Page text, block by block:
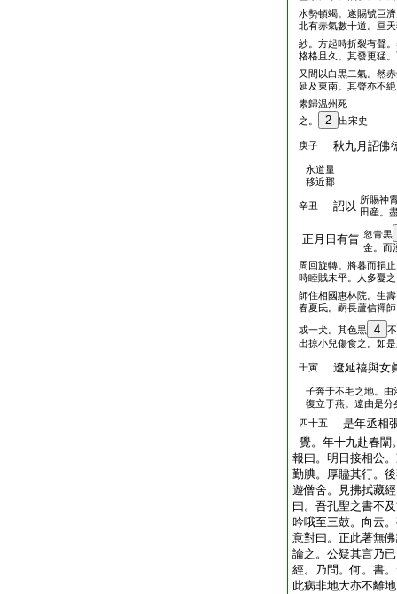
水勢頓竭。遂賜號巨
北有赤氣數十道。亘
紗。方起時折裂有聲
格格且久。其發更猛
又間以白黒二氣。然
延及東南。其聲亦不
素歸温州死
之。
2 出宋史
庚子 秋九月詔佛
永道量
移近郡
辛丑 詔以 所賜神
田産。
正月日有眚 忽青黒
金。而
周回旋轉。將暮而捐
時睦賊未平。人多憂之
師住相國惠林院。生壽
春夏氐。嗣長蘆信禪師
或一犬。其色黒 4
出掠小兒傷食之。如
壬寅 遼延禧與女
子奔于不毛之地。由
復立于燕。遼由是分
四十五
是年丞相
覺。年十九赴春闈
報曰。明日接相公
勤腆。厚贐其行。
遊僧舍。見拂拭藏
曰。吾孔聖之書不
吟哦至三鼓。向云
意對曰。正此著無
論之。公疑其言乃
經。乃問。何。書
此病非地大亦不離